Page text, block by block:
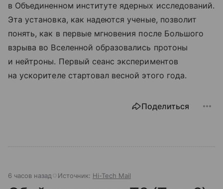
в Объединенном институте ядерных исследований.
Эта установка, как надеются ученые, позволит
понять, как в первые мгновения после Большого
взрыва во Вселенной образовались протоны
и нейтроны. Первый сеанс экспериментов
на ускорителе стартовал весной этого года.
Поделиться
6 часов назад Источник: Hi-Tech Mail